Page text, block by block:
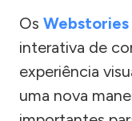
Os Webstories
interativa de
experiência
uma nova